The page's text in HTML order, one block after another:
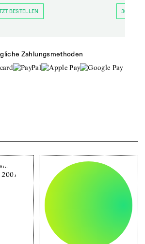
BESTELLEN 30 TAGE
Zahlungsmethoden